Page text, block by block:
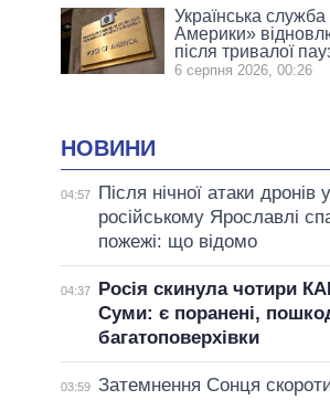
Українська
Америки»
після тривалої
6 серпня 2026, 00:26
НОВИНИ
04:57
Після нічної атаки дронів у
російському Ярославлі
пожежі: що відомо
04:37
Росія скинула чотири
Суми: є поранені,
багатоповерхівки
03:59 Затемнення Сонця